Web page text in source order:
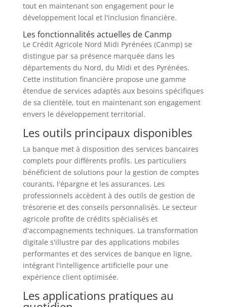
tout en maintenant son engagement pour le
développement local et l'inclusion financière.
Les fonctionnalités actuelles de Canmp
Le Crédit Agricole Nord Midi Pyrénées (Canmp) se
distingue par sa présence marquée dans les
départements du Nord, du Midi et des Pyrénées.
Cette institution financière propose une gamme
étendue de services adaptés aux besoins spécifiques
de sa clientèle, tout en maintenant son engagement
envers le développement territorial.
Les outils principaux disponibles
La banque met à disposition des services bancaires
complets pour différents profils. Les particuliers
bénéficient de solutions pour la gestion de comptes
courants, l'épargne et les assurances. Les
professionnels accèdent à des outils de gestion de
trésorerie et des conseils personnalisés. Le secteur
agricole profite de crédits spécialisés et
d'accompagnements techniques. La transformation
digitale s'illustre par des applications mobiles
performantes et des services de banque en ligne,
intégrant l'intelligence artificielle pour une
expérience client optimisée.
Les applications pratiques au